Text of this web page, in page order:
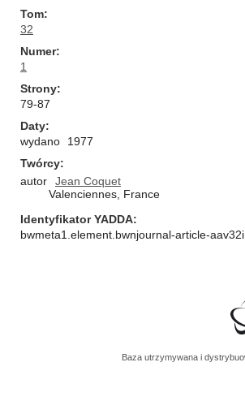
Tom
32
Numer
1
Strony
79-87
Daty
wydano
1977
Twórcy
autor
Jean Coquet
Valenciennes, France
Identyfikator YADDA
bwmeta1.element.bwnjournal-article-
Baza utrzymywana i